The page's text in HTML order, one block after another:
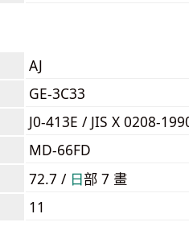
AJ
GE-3C33
J0-413E / JIS X 0208-
MD-66FD
72.7 / ⽇部 7 畫
11